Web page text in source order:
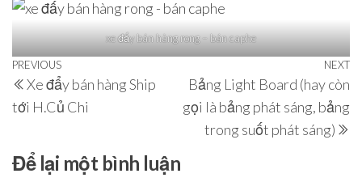
xe đấy bán hàng rong – bán caphe
Điều
hướng
bài
viết
Previous
Post
PREVIOUS
Xe đẩy bán hàng Ship
tới H.Củ Chi
NEXT
Bảng Light Board (hay còn
gọi là bảng phát sáng, bảng
trong suốt phát sáng)
Để lại một bình luận